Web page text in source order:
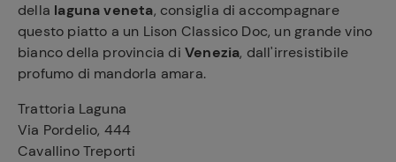
della laguna veneta, consiglia di accompagnare
questo piatto a un Lison Classico Doc, un grande vino
bianco della provincia di Venezia, dall'irresistibile
profumo di mandorla amara.
Trattoria Laguna
Via Pordelio, 444
Cavallino Treporti